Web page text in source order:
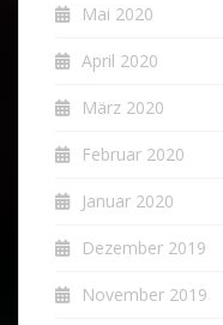
Mai 2020
April 2020
März 2020
Februar 2020
Januar 2020
Dezember 2019
November 2019